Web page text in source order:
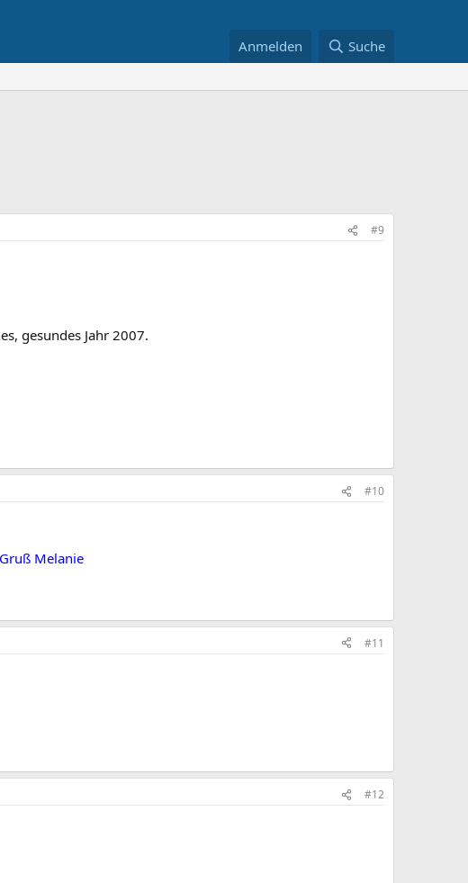
Anmelden Suche
#9
gesundes Jahr 2007.
#10
Melanie
#11
#12